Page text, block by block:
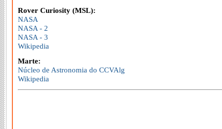
Rover Curiosity (MSL):
NASA
NASA - 2
NASA - 3
Wikipedia
Marte:
Núcleo de Astronomia do CCVAlg
Wikipedia